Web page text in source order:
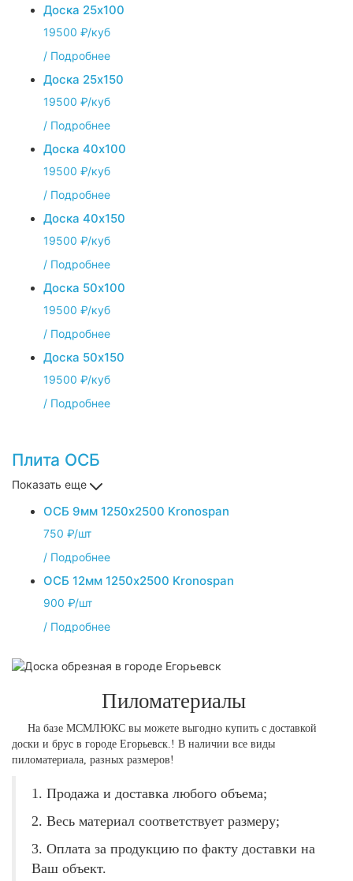
Доска 25х100
19500 ₽/куб
/ Подробнее
Доска 25х150
19500 ₽/куб
/ Подробнее
Доска 40х100
19500 ₽/куб
/ Подробнее
Доска 40х150
19500 ₽/куб
/ Подробнее
Доска 50х100
19500 ₽/куб
/ Подробнее
Доска 50х150
19500 ₽/куб
/ Подробнее
Плита ОСБ
Показать еще
ОСБ 9мм 1250х2500 Kronospan
750 ₽/шт
/ Подробнее
ОСБ 12мм 1250х2500 Kronospan
900 ₽/шт
/ Подробнее
Пиломатериалы
На базе МСМЛЮКС вы можете выгодно купить с доставкой
доски и брус в городе Егорьевск.! В наличии все виды
пиломатериала, разных размеров!
1. Продажа и доставка любого объема;
2. Весь материал соответствует размеру;
3. Оплата за продукцию по факту доставки на
Ваш объект.